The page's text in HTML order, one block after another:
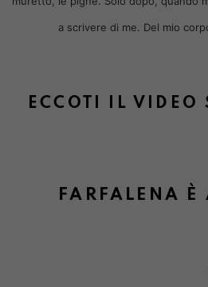
a scrivere di me. Del mio
ECCOTI IL VIDEO
FARFALENA È